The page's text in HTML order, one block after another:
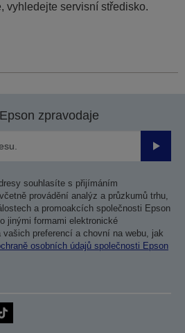
vyhledejte servisní středisko.
zpravodaje
souhlasíte s přijímáním
provádění analýz a průzkumů trhu,
a promoakcích společnosti Epson
jinými formami elektronické
preferencí a chovní na webu, jak
osobních údajů společnosti Epson